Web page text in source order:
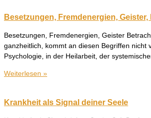
Besetzungen, Fremdenergien, Geister,
Besetzungen, Fremdenergien, Geister
ganzheitlich, kommt an diesen Begriffen nicht
Psychologie, in der Heilarbeit, der
Weiterlesen »
Krankheit als Signal deiner Seele